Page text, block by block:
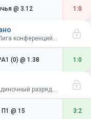
@ 3.12 1:0
Футбол / Клубы. Международные. Лига конференций УЕФА. Плей-офф. Финал. Лейпциг
(0) @ 1.38 1:0
Теннис / Ролан Гаррос. Мужчины. Одиночный разряд. 1/64 финала
П1 @ 15 3:2